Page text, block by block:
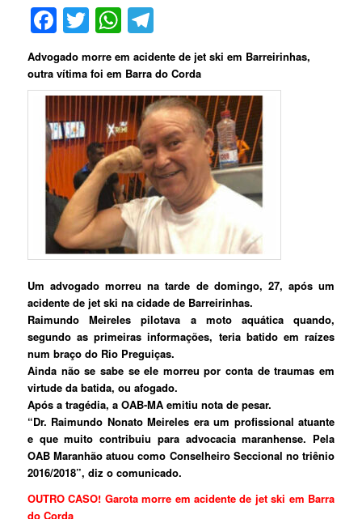
Facebook
TwitterWhatsApp
Advogado morre em acidente de jet ski em Barreirinhas,
outra vítima foi em Barra do Corda
Um advogado morreu na tarde de domingo, 27, após um
acidente de jet ski na cidade de Barreirinhas.
Raimundo Meireles pilotava a moto aquática quando,
segundo as primeiras informações, teria batido em raízes
num braço do Rio Preguiças.
Ainda não se sabe se ele morreu por conta de traumas em
virtude da batida, ou afogado.
Após a tragédia, a OAB-MA emitiu nota de pesar.
“Dr. Raimundo Nonato Meireles era um profissional atuante
e que muito contribuiu para advocacia maranhense. Pela
OAB Maranhão atuou como Conselheiro Seccional no triênio
2016/2018”, diz o comunicado.
OUTRO CASO! Garota morre em acidente de jet ski em Barra
do Corda